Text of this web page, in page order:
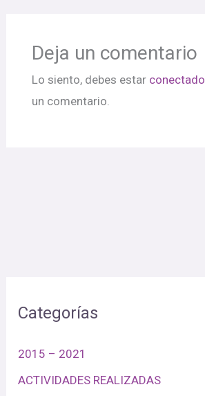
Deja un comentario
Lo siento, debes estar conectado
un comentario.
Categorías
2015 – 2021
ACTIVIDADES REALIZADAS